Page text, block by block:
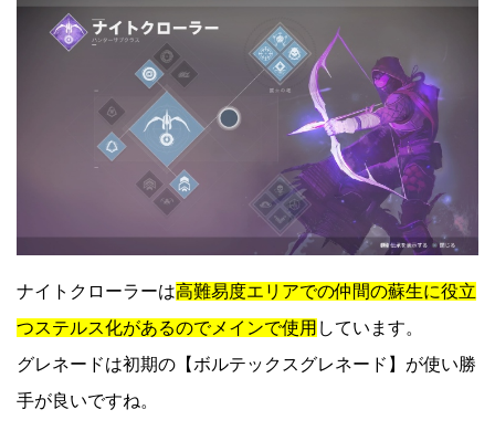
ナイトクローラーは高難易度エリアでの仲間の蘇生に役立
つステルス化があるのでメインで使用 しています。
グレネードは初期の【ボルテックスグレネード】が使い勝
手が良いですね。